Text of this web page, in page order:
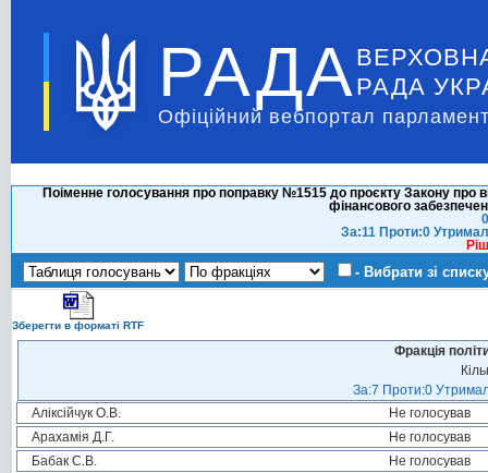
РАДА РАДА
Офіційний вебпортал
Поіменне голосування про поправку №1515 до проєкту Закону про
фінансового
За:11 Проти:0
- Вибрати зі
Зберегти в форматі RTF
Фракція
За:7 Проти:0
Аліксійчук О.В.
Не голосував
Арахамія Д.Г.
Не голосував
Бабак С.В.
Не голосував